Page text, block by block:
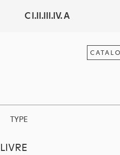
C I.II.III.IV. A
TYPE
LIVRE